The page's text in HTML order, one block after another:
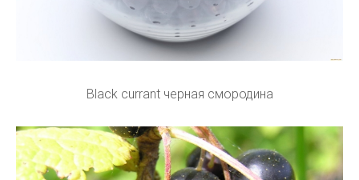
Black currant черная смородина